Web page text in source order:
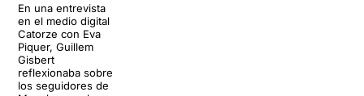
En una entrevista
en el medio digital
Catorze con Eva
Piquer, Guillem
Gisbert
reflexionaba sobre
los seguidores de